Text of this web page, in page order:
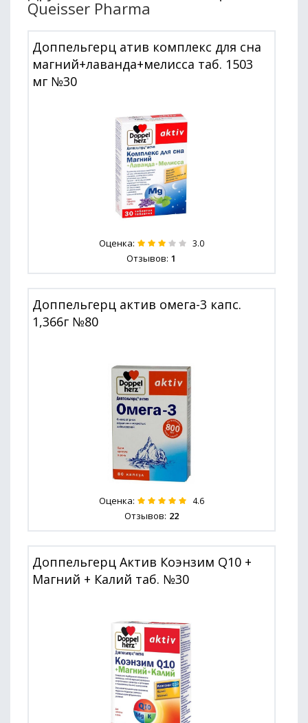
Queisser Pharma
Доппельгерц атив комплекс для сна
магний+лаванда+мелисса таб. 1503
мг №30
Оценка: 3.0
Отзывов: 1
Доппельгерц актив омега-3 капс.
1,366г №80
Оценка: 4.6
Отзывов: 22
Доппельгерц Актив Коэнзим Q10 +
Магний + Калий таб. №30